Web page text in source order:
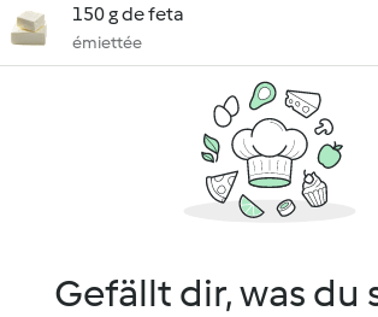
150 g de feta
émiettée
Gefällt dir, was du